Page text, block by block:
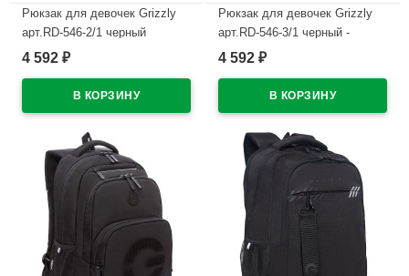
Рюкзак для девочек Grizzly
арт.RD-546-2/1 черный
29х37,5х15 см
4 592 ₽
Рюкзак для девочек Grizzly
арт.RD-546-3/1 черный -
черный 29х37,5х15 см
4 592 ₽